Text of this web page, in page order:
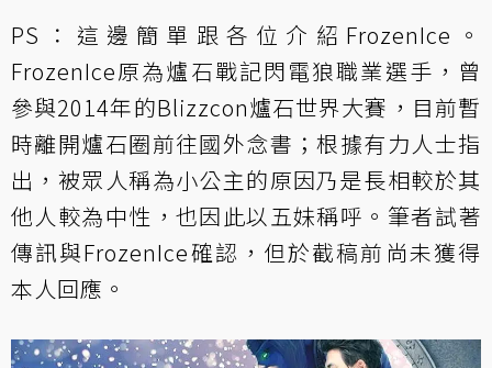
PS：這邊簡單跟各位介紹FrozenIce。
FrozenIce原為爐石戰記閃電狼職業選手，曾
參與2014年的Blizzcon爐石世界大賽，目前暫
時離開爐石圈前往國外念書；根據有力人士指
出，被眾人稱為小公主的原因乃是長相較於其
他人較為中性，也因此以五妹稱呼。筆者試著
傳訊與FrozenIce確認，但於截稿前尚未獲得
本人回應。